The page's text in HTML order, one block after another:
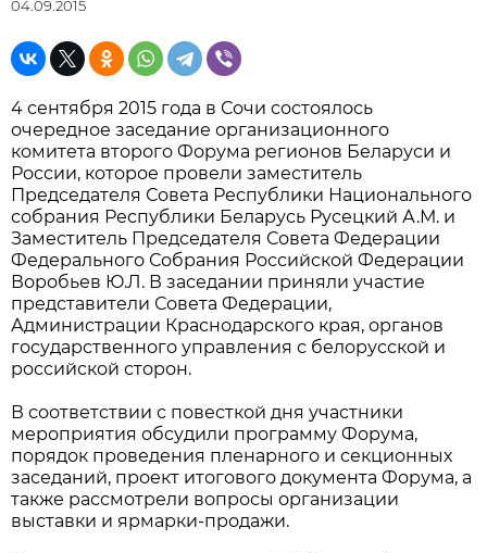
04.09.2015
4 сентября 2015 года в Сочи состоялось
очередное заседание организационного
комитета второго Форума регионов Беларуси и
России, которое провели заместитель
Председателя Совета Республики Национального
собрания Республики Беларусь Русецкий А.М. и
Заместитель Председателя Совета Федерации
Федерального Собрания Российской Федерации
Воробьев Ю.Л. В заседании приняли участие
представители Совета Федерации,
Администрации Краснодарского края, органов
государственного управления с белорусской и
российской сторон.
В соответствии с повесткой дня участники
мероприятия обсудили программу Форума,
порядок проведения пленарного и секционных
заседаний, проект итогового документа Форума, а
также рассмотрели вопросы организации
выставки и ярмарки-продажи.